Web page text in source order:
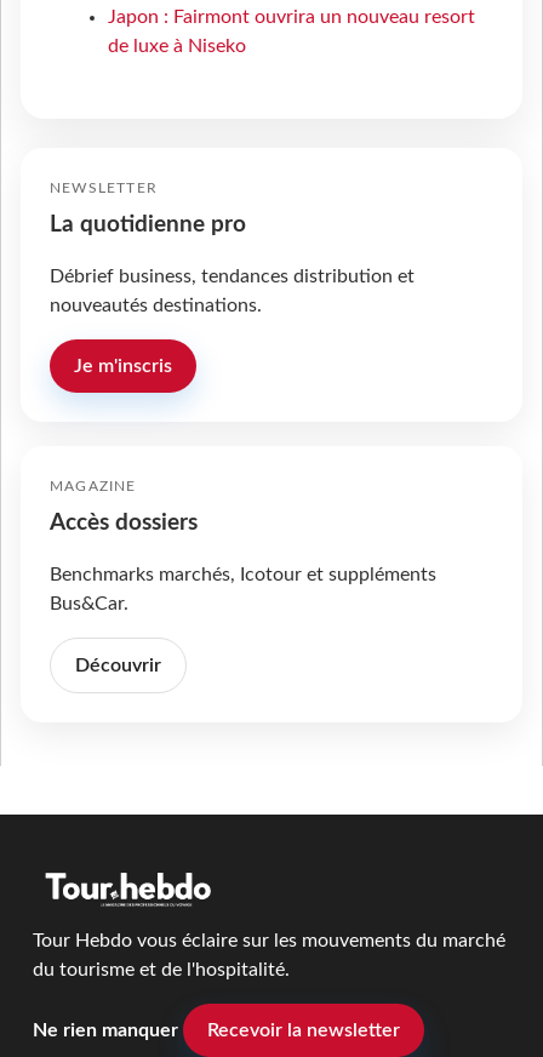
Japon : Fairmont ouvrira un nouveau resort
de luxe à Niseko
NEWSLETTER
La quotidienne pro
Débrief business, tendances distribution et
nouveautés destinations.
Je m'inscris
MAGAZINE
Accès dossiers
Benchmarks marchés, Icotour et suppléments
Bus&Car.
Découvrir
Tour Hebdo vous éclaire sur les mouvements du marché
du tourisme et de l'hospitalité.
Ne rien manquer Recevoir la newsletter